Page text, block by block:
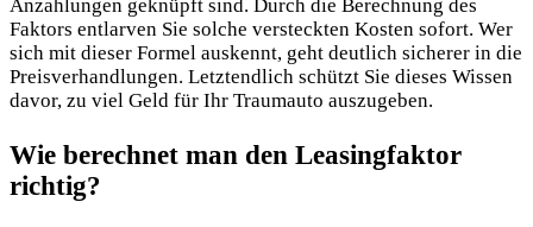
Anzahlungen geknüpft sind. Durch die Berechnung des
Faktors entlarven Sie solche versteckten Kosten sofort. Wer
sich mit dieser Formel auskennt, geht deutlich sicherer in die
Preisverhandlungen. Letztendlich schützt Sie dieses Wissen
davor, zu viel Geld für Ihr Traumauto auszugeben.
Wie berechnet man den Leasingfaktor
richtig?